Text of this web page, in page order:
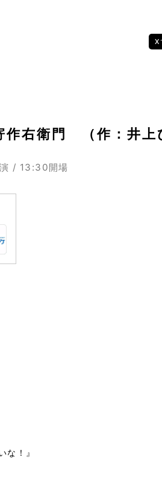
X
作右衛門 （作：井
/ 13:30開場
な！』